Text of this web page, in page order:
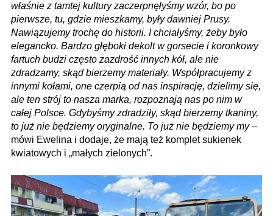
właśnie z tamtej kultury zaczerpnęłyśmy wzór, bo po
pierwsze, tu, gdzie mieszkamy, były dawniej Prusy.
Nawiązujemy trochę do historii. I chciałyśmy, żeby było
elegancko. Bardzo głęboki dekolt w gorsecie i koronkowy
fartuch budzi często zazdrość innych kół, ale nie
zdradzamy, skąd bierzemy materiały. Współpracujemy z
innymi kołami, one czerpią od nas inspirację, dzielimy się,
ale ten strój to nasza marka, rozpoznają nas po nim w
całej Polsce. Gdybyśmy zdradziły, skąd bierzemy tkaniny,
to już nie będziemy oryginalne. To już nie będziemy my–
mówi Ewelina i dodaje, że mają też komplet sukienek
kwiatowych i „małych zielonych”.